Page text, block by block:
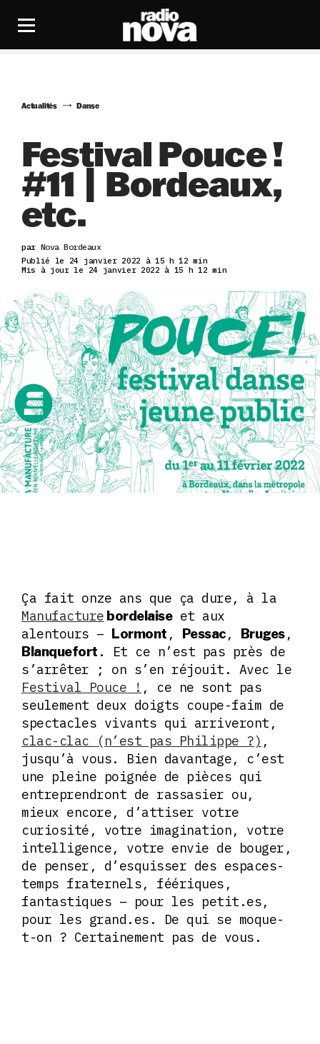
Actualités Danse
Festival Pouce !
#11 | Bordeaux,
etc.
par Nova Bordeaux
Publié le 24 janvier 2022 à 15 h 12 min
Mis à jour le 24 janvier 2022 à 15 h 12 min
Ça fait onze ans que ça dure, à la
Manufacture bordelaiseet aux
alentours – Lormont , Pessac, Bruges,
Blanquefort . Et ce n’est pas près de
s’arrêter ; on s’en réjouit. Avec le
Festival Pouce ! , ce ne sont pas
seulement deux doigts coupe-faim de
spectacles vivants qui arriveront,
clac-clac (n’est pas Philippe ?) ,
jusqu’à vous. Bien davantage, c’est
une pleine poignée de pièces qui
entreprendront de rassasier ou,
mieux encore, d’attiser votre
curiosité, votre imagination, votre
intelligence, votre envie de bouger,
de penser, d’esquisser des espaces-
temps fraternels, féériques,
fantastiques – pour les petit.es,
pour les grand.es. De qui se moque-
t-on ? Certainement pas de vous.